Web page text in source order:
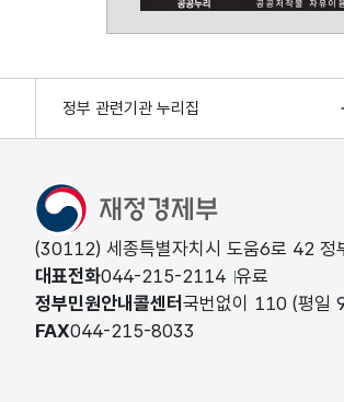
정부 관련기관 누리집
(30112) 세종특별자치시 도움6로 42 정
대표전화044-215-2114 유료
정부민원안내콜센터 국번없이 110 (평일
FAX044-215-8033